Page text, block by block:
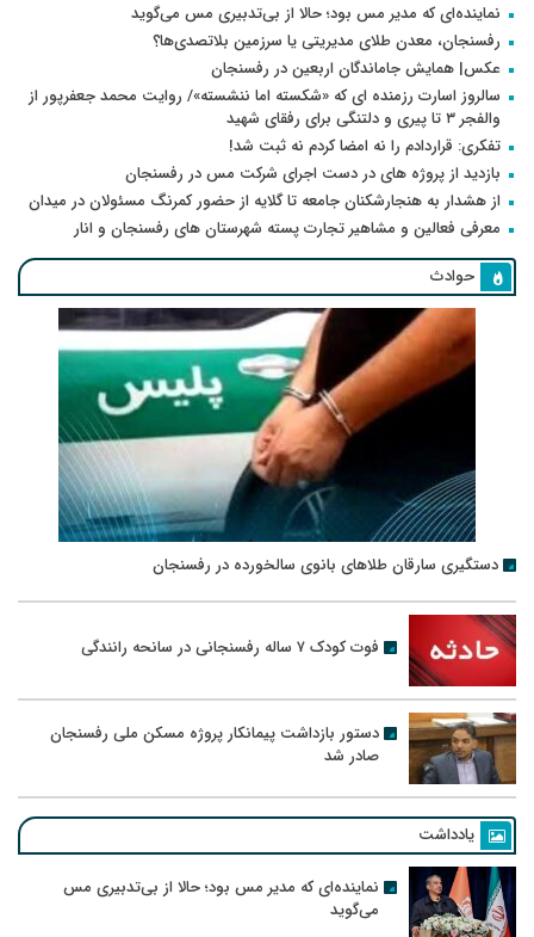
نماینده‌ای که مدیر مس بود؛ حالا از بی‌تدبیری مس می‌گوید
رفسنجان، معدن طلای مدیریتی یا سرزمین بلاتصدی‌ها؟
عکس| همایش جاماندگان اربعین در رفسنجان
سالروز اسارت رزمنده ای که «شکسته اما ننشسته»/ روایت محمد جعفرپور از
والفجر ۳ تا پیری و دلتنگی برای رفقای شهید
تفکری: قراردادم را نه امضا کردم نه ثبت شد!
بازدید از پروژه های در دست اجرای شرکت مس در رفسنجان
از هشدار به هنجارشکنان جامعه تا گلایه از حضور کمرنگ مسئولان در میدان
معرفی فعالین و مشاهیر تجارت پسته شهرستان های رفسنجان و انار
حوادث
دستگیری سارقان طلاهای بانوی سالخورده در رفسنجان
فوت کودک ۷ ساله رفسنجانی در سانحه رانندگی
دستور بازداشت پیمانکار پروژه مسکن ملی رفسنجان
صادر شد
یادداشت
نماینده‌ای که مدیر مس بود؛ حالا از بی‌تدبیری مس
می‌گوید